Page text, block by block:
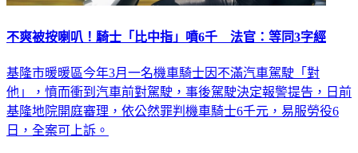
不爽被按喇叭！騎士「比中指」噴6千 法官：等同3字經
基隆市暖暖區今年3月一名機車騎士因不滿汽車駕駛「對
他」，憤而衝到汽車前對駕駛，事後駕駛決定報警提告，日前
基隆地院開庭審理，依公然罪判機車騎士6千元，易服勞役6
日，全案可上訴。